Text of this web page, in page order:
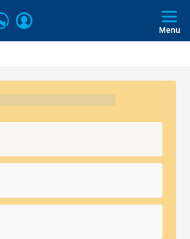
Volajte
+421
2
Prihlásiť
Menu